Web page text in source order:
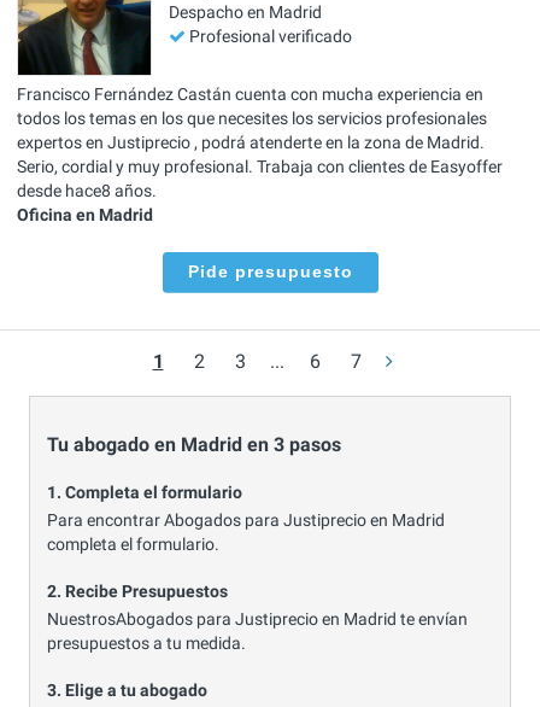
Despacho en Madrid
Profesional verificado
Francisco Fernández Castán cuenta con mucha experiencia en
todos los temas en los que necesites los servicios profesionales
expertos en Justiprecio , podrá atenderte en la zona de Madrid.
Serio, cordial y muy profesional. Trabaja con clientes de Easyoffer
desde hace8 años.
Oficina en Madrid
Pide presupuesto
1 2 3 ... 6 7
Tu abogado en Madrid en 3 pasos
1. Completa el formulario
Para encontrar Abogados para Justiprecio en Madrid
completa el formulario.
2. Recibe Presupuestos
NuestrosAbogados para Justiprecio en Madrid te envían
presupuestos a tu medida.
3. Elige a tu abogado